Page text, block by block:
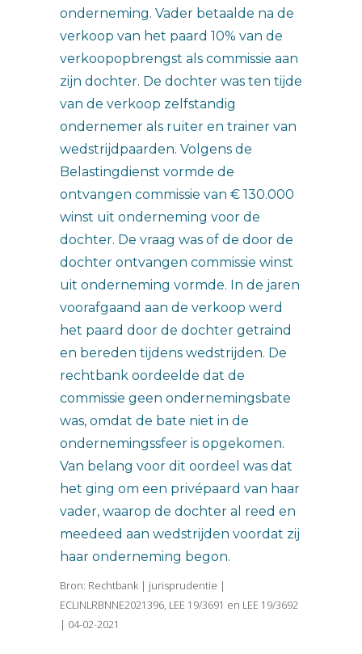
onderneming. Vader betaalde na de
verkoop van het paard 10% van de
verkoopopbrengst als commissie aan
zijn dochter. De dochter was ten tijde
van de verkoop zelfstandig
ondernemer als ruiter en trainer van
wedstrijdpaarden. Volgens de
Belastingdienst vormde de
ontvangen commissie van € 130.000
winst uit onderneming voor de
dochter. De vraag was of de door de
dochter ontvangen commissie winst
uit onderneming vormde. In de jaren
voorafgaand aan de verkoop werd
het paard door de dochter getraind
en bereden tijdens wedstrijden. De
rechtbank oordeelde dat de
commissie geen ondernemingsbate
was, omdat de bate niet in de
ondernemingssfeer is opgekomen.
Van belang voor dit oordeel was dat
het ging om een privépaard van haar
vader, waarop de dochter al reed en
meedeed aan wedstrijden voordat zij
haar onderneming begon.
Bron: Rechtbank | jurisprudentie |
ECLINLRBNNE2021396, LEE 19/3691 en LEE 19/3692
| 04-02-2021